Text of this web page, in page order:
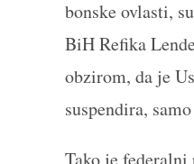
bonske ovlasti,
BiH Refika
obzirom, da je
suspendira,
Tako je